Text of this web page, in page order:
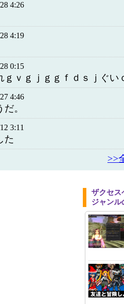
4:26
4:19
0:15
ｇｖｇｊｇｇｆｄｓｊぐい
4:46
。
3:11
た
>>
ザクセス
ジャンル